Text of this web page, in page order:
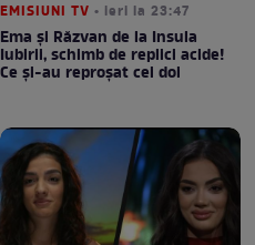
EMISIUNI TV • ieri la 23:47
Ema și Răzvan de la Insula
Iubirii, schimb de replici acide!
Ce și-au reproșat cei doi